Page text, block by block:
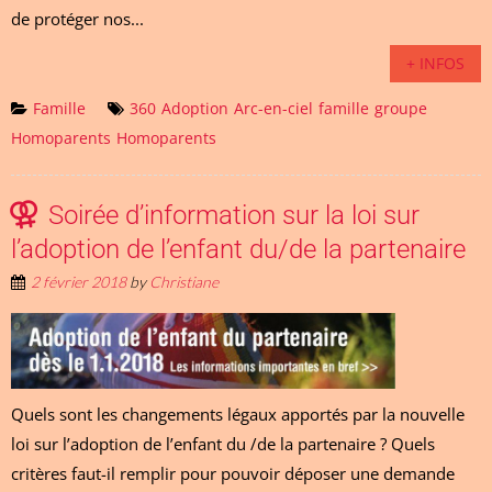
de protéger nos...
+ INFOS
Famille 360 Adoption Arc-en-ciel famille groupe
Homoparents Homoparents
Soirée d’information sur la loi sur
l’adoption de l’enfant du/de la partenaire
2 février 2018byChristiane
Quels sont les changements légaux apportés par la nouvelle
loi sur l’adoption de l’enfant du /de la partenaire ? Quels
critères faut-il remplir pour pouvoir déposer une demande